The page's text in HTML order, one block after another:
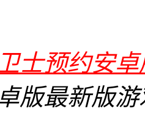
士预约安
版最新版